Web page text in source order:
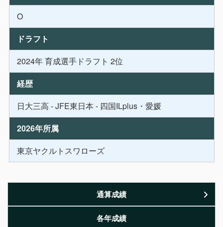
O
ドラフト
2024年 育成選手ドラフト 2位
経歴
日大三高 - JFE東日本 - 四国ILplus・愛媛
2026年所属
東京ヤクルトスワローズ
通算成績
各年成績